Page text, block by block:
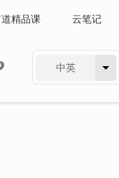
精品课 云笔记
中英